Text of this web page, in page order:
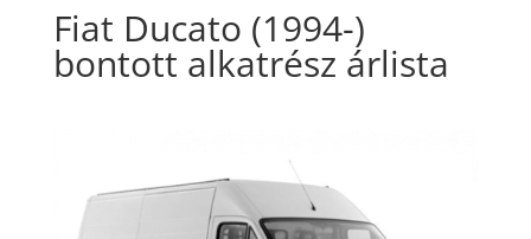
Fiat Ducato (1994-)
bontott alkatrész árlista